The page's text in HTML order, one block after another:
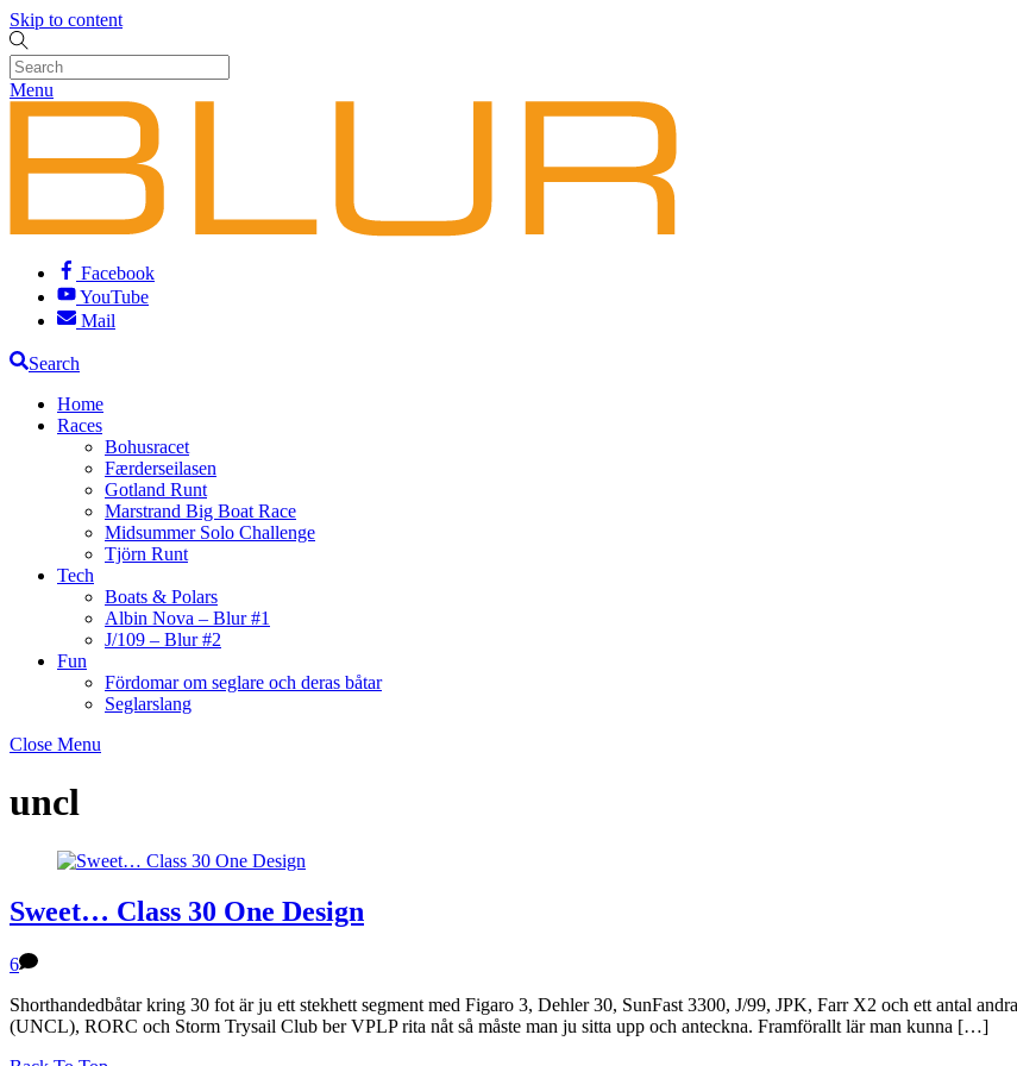
Skip to content
Menu
Facebook
YouTube
Mail
Search
Home
Races
Bohusracet
Færderseilasen
Gotland Runt
Marstrand Big Boat Race
Midsummer Solo Challenge
Tjörn Runt
Tech
Boats & Polars
Albin Nova – Blur #1
J/109 – Blur #2
Fun
Fördomar om seglare och deras båtar
Seglarslang
Close Menu
uncl
Sweet… Class 30 One Design
6
Shorthandedbåtar kring 30 fot är ju ett stekhett segment med Figaro 3, Dehler 30, SunFast 3300, J/99, JPK, Farr X2 och ett antal
(UNCL), RORC och Storm Trysail Club ber VPLP rita nåt så måste man ju sitta upp och anteckna. Framförallt lär man kunna […]